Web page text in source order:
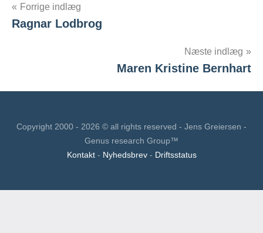
Indlægsnavigation
Forrige indlæg
Ragnar Lodbrog
Næste indlæg
Maren Kristine Bernhart
Copyright 2000 - 2026 © all rights reserved - Jens Greiersen -
Genus research Group™
Kontakt- Nyhedsbrev- Driftsstatus